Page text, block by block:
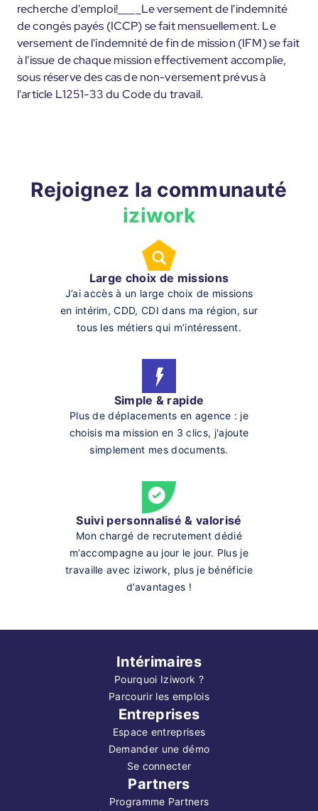
recherche d'emploi!____Le versement de l'indemnité
de congés payés (ICCP) se fait mensuellement. Le
versement de l'indemnité de fin de mission (IFM) se fait
à l'issue de chaque mission effectivement accomplie,
sous réserve des cas de non-versement prévus à
l'article L1251-33 du Code du travail.
Rejoignez la communauté
iziwork
Large choix de missions
J’ai accès à un large choix de missions
en intérim, CDD, CDI dans ma région, sur
tous les métiers qui m’intéressent.
Simple & rapide
Plus de déplacements en agence : je
choisis ma mission en 3 clics, j'ajoute
simplement mes documents.
Suivi personnalisé & valorisé
Mon chargé de recrutement dédié
m’accompagne au jour le jour. Plus je
travaille avec iziwork, plus je bénéficie
d’avantages !
Intérimaires
Pourquoi Iziwork ?
Parcourir les emplois
Entreprises
Espace entreprises
Demander une démo
Se connecter
Partners
Programme Partners